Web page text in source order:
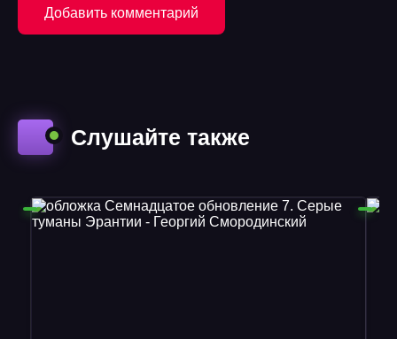
Добавить комментарий
Слушайте также